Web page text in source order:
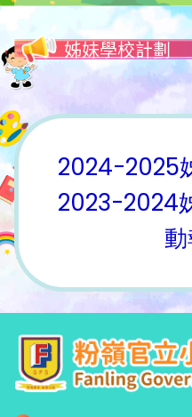
姊妹學校計劃
2024-2025
2023-2024